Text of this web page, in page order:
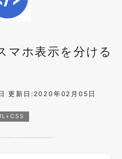
マホ表示を分ける
更新日:2020年02月05日